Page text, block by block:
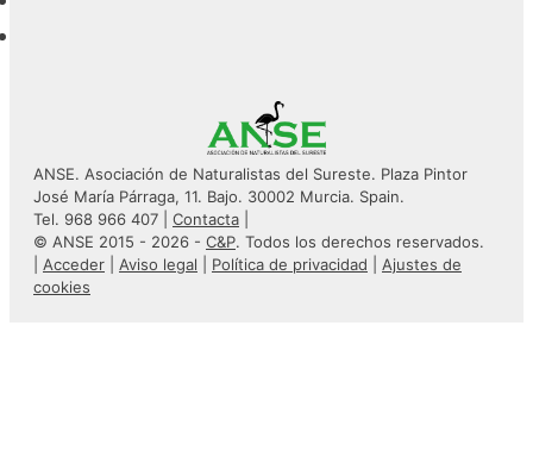
ANSE. Asociación de Naturalistas del Sureste. Plaza Pintor
José María Párraga, 11. Bajo. 30002 Murcia. Spain.
Tel. 968 966 407 | Contacta
© ANSE 2015 - 2026 - C&P. Todos los derechos reservados.
Acceder Aviso legal Política de privacidad
Ajustes de
cookies